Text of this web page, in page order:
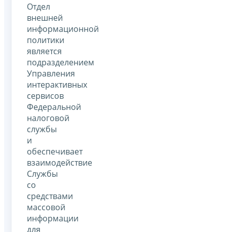
Отдел
внешней
информационной
политики
является
подразделением
Управления
интерактивных
сервисов
Федеральной
налоговой
службы
и
обеспечивает
взаимодействие
Службы
со
средствами
массовой
информации
для